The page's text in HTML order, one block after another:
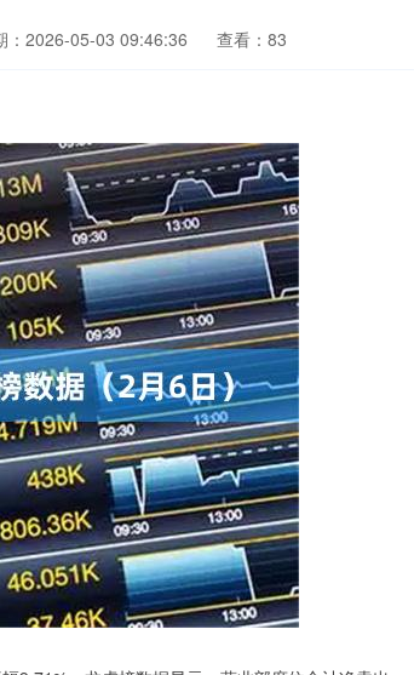
：2026-05-03 09:46:36 查看：83